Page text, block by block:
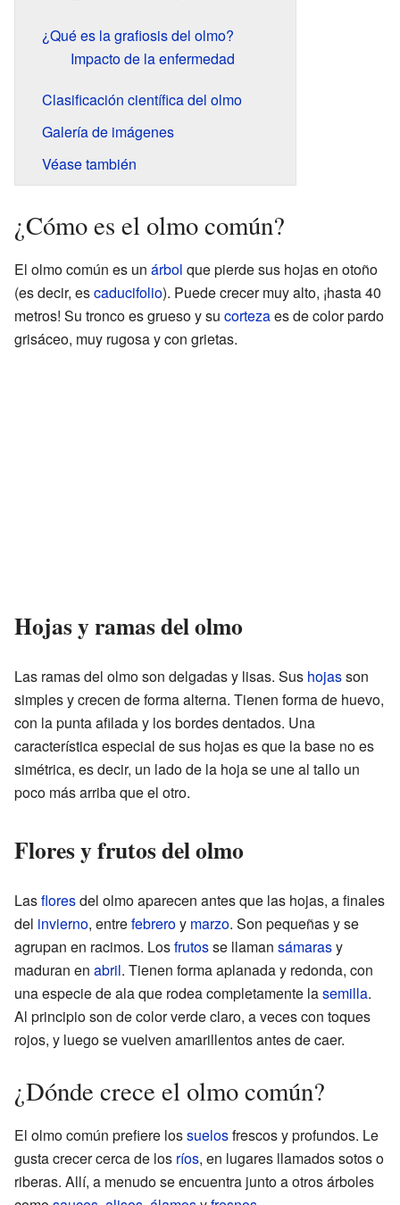
¿Qué es la grafiosis del olmo?
Impacto de la enfermedad
Clasificación científica del olmo
Galería de imágenes
Véase también
¿Cómo es el olmo común?
El olmo común es un árbol que pierde sus hojas en otoño
(es decir, escaducifolio). Puede crecer muy alto, ¡hasta 40
metros! Su tronco es grueso y su cortezaes de color pardo
grisáceo, muy rugosa y con grietas.
Hojas y ramas del olmo
Las ramas del olmo son delgadas y lisas. Sus hojasson
simples y crecen de forma alterna. Tienen forma de huevo,
con la punta afilada y los bordes dentados. Una
característica especial de sus hojas es que la base no es
simétrica, es decir, un lado de la hoja se une al tallo un
poco más arriba que el otro.
Flores y frutos del olmo
Lasfloresdel olmo aparecen antes que las hojas, a finales
del invierno, entrefebreroy marzo. Son pequeñas y se
agrupan en racimos. Losfrutosse llaman sámarasy
maduran en abril. Tienen forma aplanada y redonda, con
una especie de ala que rodea completamente lasemilla.
Al principio son de color verde claro, a veces con toques
rojos, y luego se vuelven amarillentos antes de caer.
¿Dónde crece el olmo común?
El olmo común prefiere lossuelosfrescos y profundos. Le
gusta crecer cerca de los ríos, en lugares llamados sotos o
riberas. Allí, a menudo se encuentra junto a otros árboles